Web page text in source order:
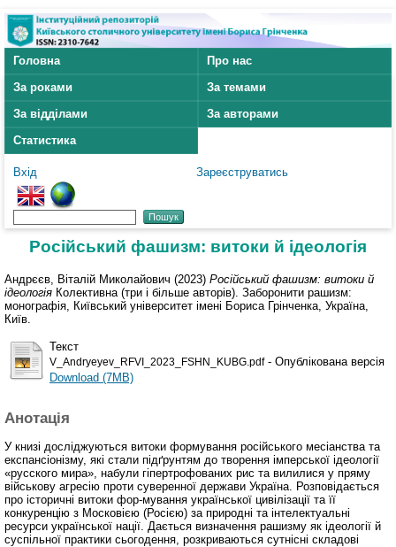
Головна
Про нас
За роками
За темами
За відділами
За авторами
Статистика
Вхід Зареєструватись
Російський фашизм: витоки й ідеологія
Андрєєв, Віталій Миколайович (2023) Російський фашизм: витоки й
ідеологія Колективна (три і більше авторів). Заборонити рашизм:
монографія, Київський університет імені Бориса Грінченка, Україна,
Київ.
Текст
V_Andryeyev_RFVI_2023_FSHN_KUBG.pdf- Опублікована версія
Download (7MB)
Анотація
У книзі досліджуються витоки формування російського месіанства та
експансіонізму, які стали підґрунтям до творення імперської ідеології
«русского мира», набули гіпертрофованих рис та вилилися у пряму
військову агресію проти суверенної держави Україна. Розповідається
про історичні витоки фор-мування української цивілізації та її
конкуренцію з Московією (Росією) за природні та інтелектуальні
ресурси української нації. Дається визначення рашизму як ідеології й
суспільної практики сьогодення, розкриваються сутнісні складові